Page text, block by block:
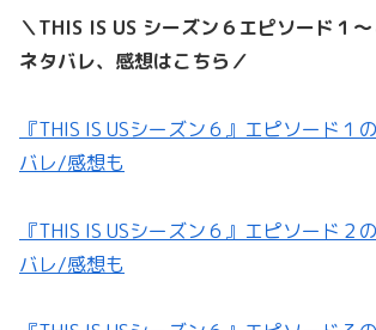
＼THIS IS US シーズン６エピソード１
ネタバレ、感想はこちら／
『THIS IS USシーズン６』エピソード１
バレ/感想も
『THIS IS USシーズン６』エピソード２
バレ/感想も